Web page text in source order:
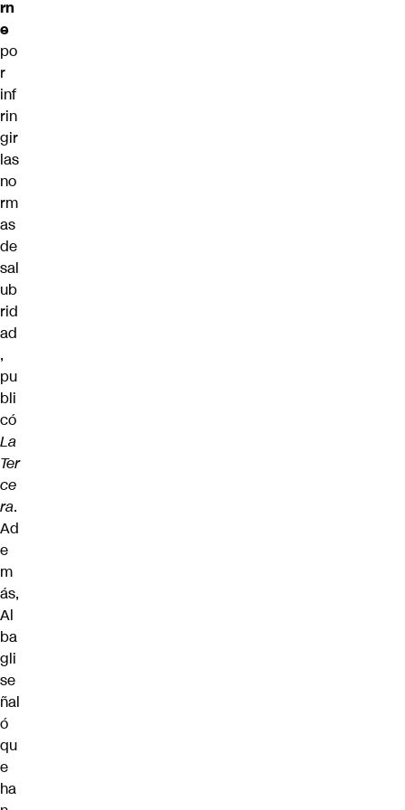
rn
e
po
r
inf
rin
gir
las
no
rm
as
de
sal
ub
rid
ad
,
pu
bli
có
La
Ter
ce
ra.
Ad
e
m
ás,
Al
ba
gli
se
ñal
ó
qu
e
ha